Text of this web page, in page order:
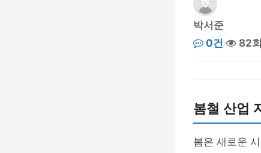
박서준
0건
82회
봄철 산업
봄은 새로운